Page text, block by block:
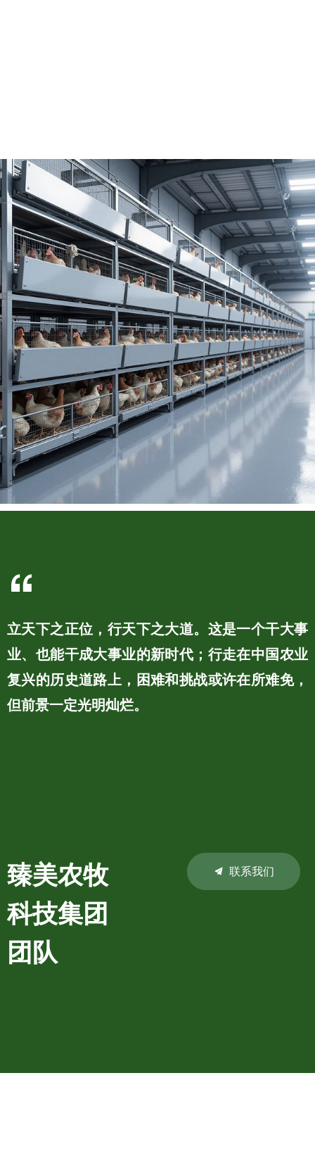
臻美农牧
科技集团
团队
立天下之正位，行天下之大道。这是一个干大事
业、也能干成大事业的新时代；行走在中国农业
复兴的历史道路上，困难和挑战或许在所难免，
但前景一定光明灿烂。
끔 联系我们